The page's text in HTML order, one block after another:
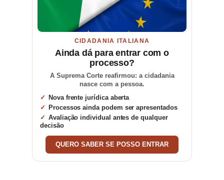
CIDADANIA ITALIANA
Ainda dá para entrar com o
processo?
A Suprema Corte reafirmou: a cidadania
nasce com a pessoa.
Nova frente jurídica aberta
Processos ainda podem ser apresentados
Avaliação individual antes de qualquer
decisão
QUERO SABER SE POSSO ENTRAR